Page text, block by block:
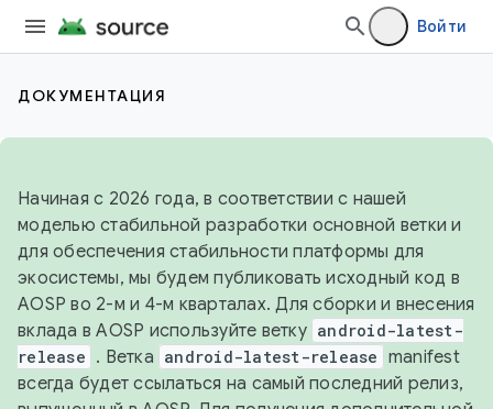
Войти
ДОКУМЕНТАЦИЯ
Начиная с 2026 года, в соответствии с нашей
моделью стабильной разработки основной ветки и
для обеспечения стабильности платформы для
экосистемы, мы будем публиковать исходный код в
AOSP во 2-м и 4-м кварталах. Для сборки и внесения
вклада в AOSP используйте ветку android-latest-
release . Ветка android-latest-release manifest
всегда будет ссылаться на самый последний релиз,